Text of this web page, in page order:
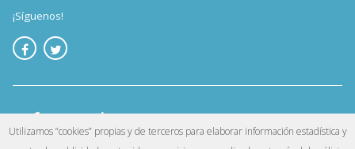
¡Síguenos!
Utilizamos “cookies” propias y de terceros para elaborar información estadística y